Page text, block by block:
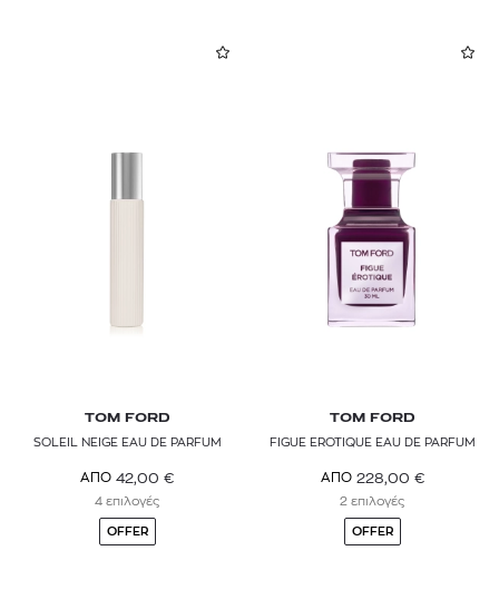
TOM FORD
SOLEIL NEIGE EAU DE PARFUM
ΑΠΟ 42,00 €
4 επιλογές
OFFER
TOM FORD
FIGUE EROTIQUE EAU DE PARFUM
ΑΠΟ 228,00 €
2 επιλογές
OFFER